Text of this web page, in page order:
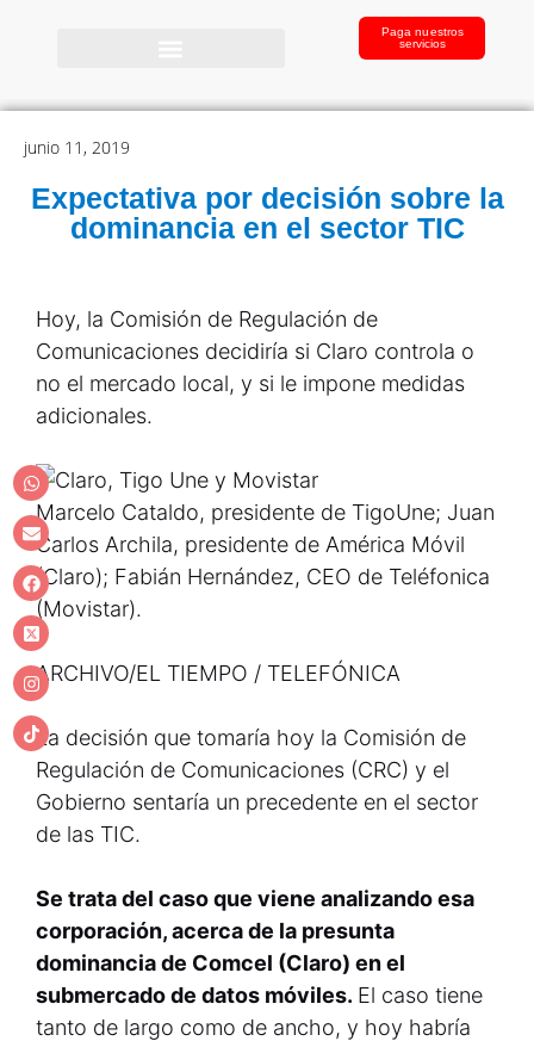
Paga nuestros
servicios
junio 11, 2019
Expectativa por decisión sobre la
dominancia en el sector TIC
Hoy, la Comisión de Regulación de
Comunicaciones decidiría si Claro controla o
no el mercado local, y si le impone medidas
adicionales.
Marcelo Cataldo, presidente de TigoUne; Juan
Carlos Archila, presidente de América Móvil
(Claro); Fabián Hernández, CEO de Teléfonica
(Movistar).
ARCHIVO/EL TIEMPO / TELEFÓNICA
La decisión que tomaría hoy la Comisión de
Regulación de Comunicaciones (CRC) y el
Gobierno sentaría un precedente en el sector
de las TIC.
Se trata del caso que viene analizando esa
corporación, acerca de la presunta
dominancia de Comcel (Claro) en el
submercado de datos móviles. El caso tiene
tanto de largo como de ancho, y hoy habría